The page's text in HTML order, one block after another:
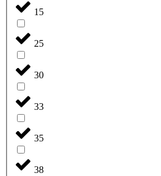
15
25
30
33
35
38